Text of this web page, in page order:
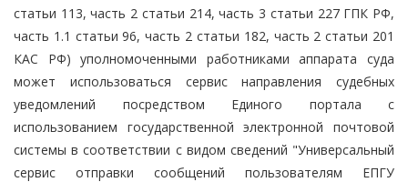
статьи 113, часть 2 статьи 214, часть 3 статьи 227 ГПК РФ,
часть 1.1 статьи 96, часть 2 статьи 182, часть 2 статьи 201
КАС РФ) уполномоченными работниками аппарата суда
может использоваться сервис направления судебных
уведомлений посредством Единого портала с
использованием государственной электронной почтовой
системы в соответствии с видом сведений "Универсальный
сервис отправки сообщений пользователям ЕПГУ